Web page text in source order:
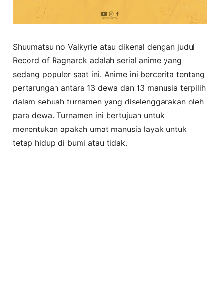
Shuumatsu no Valkyrie atau dikenal dengan judul
Record of Ragnarok adalah serial anime yang
sedang populer saat ini. Anime ini bercerita tentang
pertarungan antara 13 dewa dan 13 manusia terpilih
dalam sebuah turnamen yang diselenggarakan oleh
para dewa. Turnamen ini bertujuan untuk
menentukan apakah umat manusia layak untuk
tetap hidup di bumi atau tidak.